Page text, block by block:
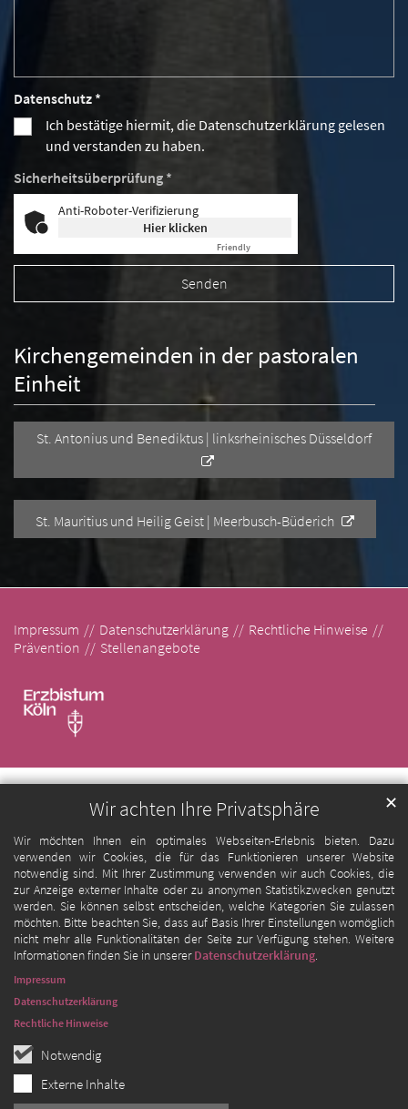
Wir achten Ihre Privatsphäre
Wir möchten Ihnen ein optimales Webseiten-Erlebnis bieten. Dazu
verwenden wir Cookies, die für das Funktionieren unserer Website
notwendig sind. Mit Ihrer Zustimmung verwenden wir auch Cookies, die
zur Anzeige externer Inhalte oder zu anonymen Statistikzwecken genutzt
werden. Sie können selbst entscheiden, welche Kategorien Sie zulassen
möchten. Bitte beachten Sie, dass auf Basis Ihrer Einstellungen womöglich
nicht mehr alle Funktionalitäten der Seite zur Verfügung stehen. Weitere
Informationen finden Sie in unsererDatenschutzerklärung.
Notwendig
Externe Inhalte
✕
Impressum
Datenschutzerklärung
Rechtliche Hinweise
Datenschutz *
Ich bestätige hiermit, die Datenschutzerklärung gelesen
und verstanden zu haben.
Sicherheitsüberprüfung *
Anti-Roboter-Verifizierung
Hier klicken
Friendly
Kirchengemeinden in der pastoralen
Einheit
St. Antonius und Benediktus | linksrheinisches Düsseldorf
St. Mauritius und Heilig Geist | Meerbusch-Büderich
Impressum Datenschutzerklärung
Rechtliche Hinweise
Prävention
Stellenangebote